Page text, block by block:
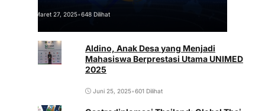
Maret 27, 2025•648 Dilihat
Aldino, Anak Desa yang Menjadi
Mahasiswa Berprestasi Utama UNIMED
2025
Juni 25, 2025•601 Dilihat